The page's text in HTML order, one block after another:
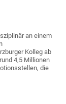
an einem
Kolleg ab
4,5 Millionen
die